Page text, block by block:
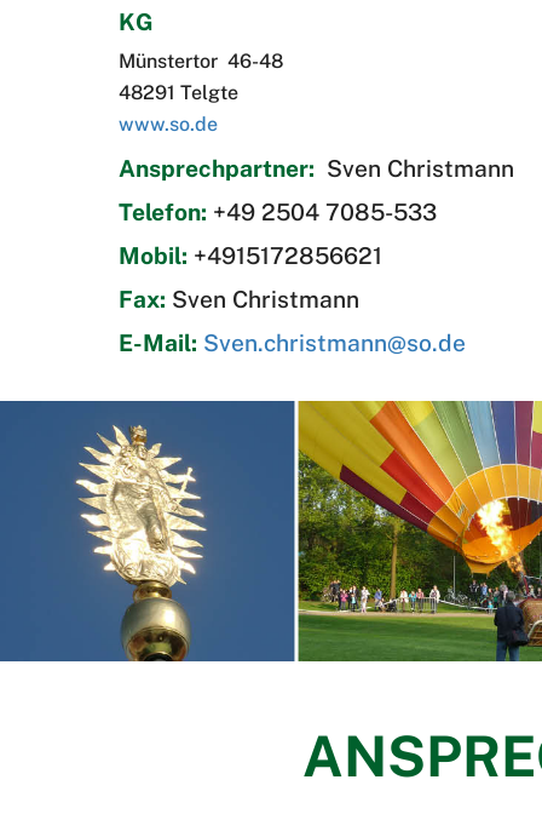
KG
Münstertor 46-48
48291 Telgte
www.so.de
Ansprechpartner: Sven Christmann
Telefon: +49 2504 7085-533
Mobil: +4915172856621
Fax: Sven Christmann
E-Mail: Sven.christmann@so.de